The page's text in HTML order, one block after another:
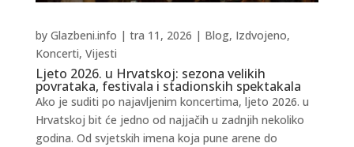
Ljeto 2026. u Hrvatskoj: sezona velikih
povrataka, festivala i stadionskih spektakala
by Glazbeni.info | tra 11, 2026 | Blog, Izdvojeno,
Koncerti, Vijesti
Ako je suditi po najavljenim koncertima, ljeto 2026. u
Hrvatskoj bit će jedno od najjačih u zadnjih nekoliko
godina. Od svjetskih imena koja pune arene do